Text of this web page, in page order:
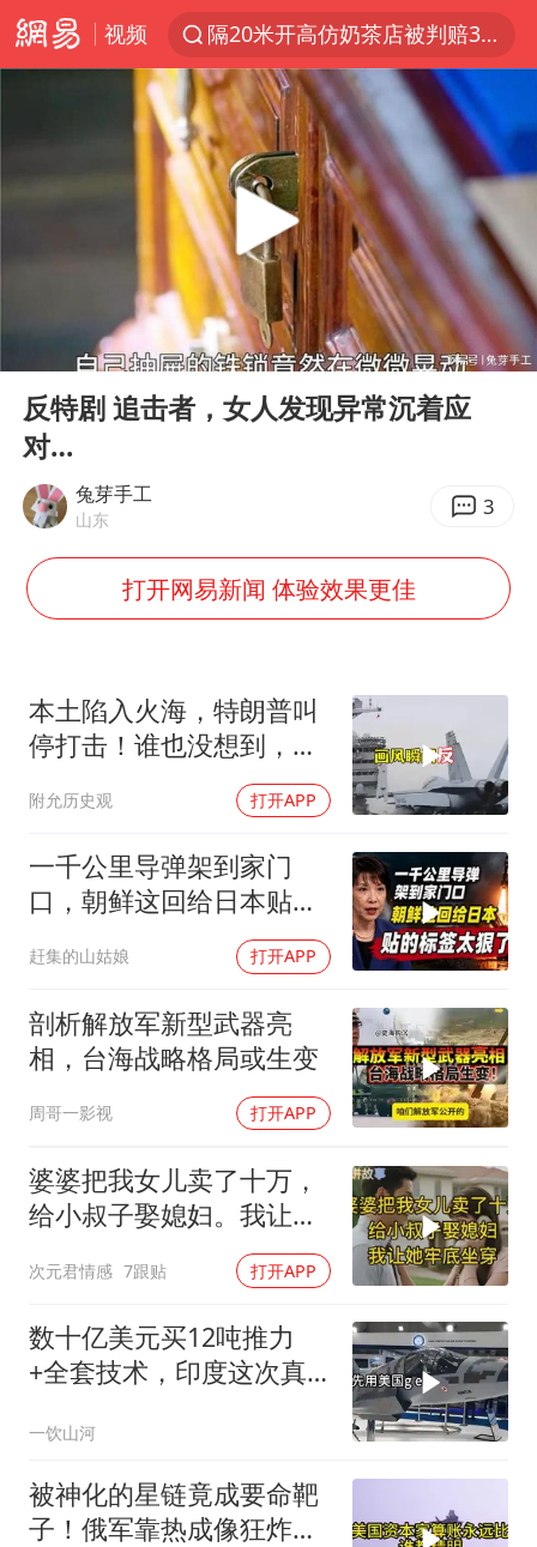
视频
隔20米开高仿奶茶店被判赔35万元
新疆景区自驾服务费改为按车收费
多家A股公司收到美国关税退款
视频丨中国东方电气集团原党组副书记、董事宋致远被查
直击东北超：哈尔滨vs通辽
香港宏福苑火灾或由烟头引起
白海豚将正面袭击贯穿浙江
浙江台州《告全体市民书》
Play
07:46
反特剧 追击者，女人发现异常沉着应
对…
兔芽手工
山东 3
打开网易新闻 体验效果更佳
本土陷入火海，特朗普叫
停打击！谁也没想到，中
附允历史观 打开APP
一千公里导弹架到家门
口，朝鲜这回给日本贴的
赶集的山姑娘 打开APP
剖析解放军新型武器亮
相，台海战略格局或生变
周哥一影视 打开APP
婆婆把我女儿卖了十万，
给小叔子娶媳妇。我让她
次元君情感 7跟贴 打开APP
数十亿美元买12吨推力
+全套技术，印度这次真
一饮山河
被神化的星链竟成要命靶
子！俄军靠热成像狂炸卫